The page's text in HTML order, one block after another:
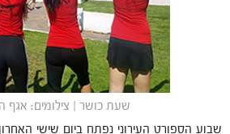
שעת כושר | צילומים: אגף